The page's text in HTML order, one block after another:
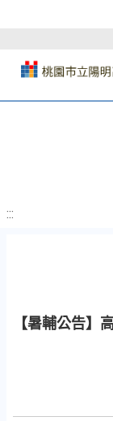
:::
【暑輔公告】